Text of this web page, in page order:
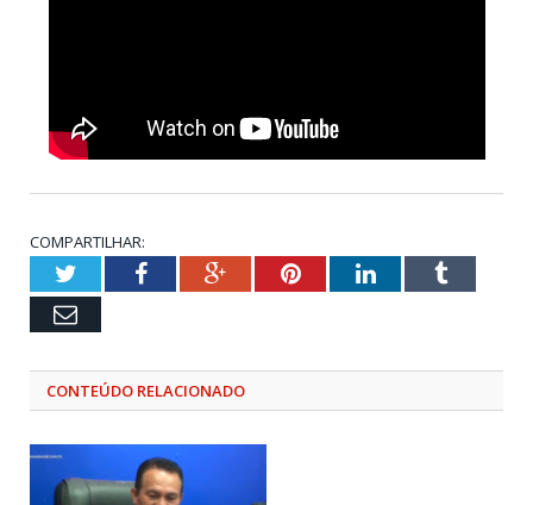
COMPARTILHAR:
TwitterFacebookGoogle+PinterestLinkedInTumblr
Email
CONTEÚDO RELACIONADO